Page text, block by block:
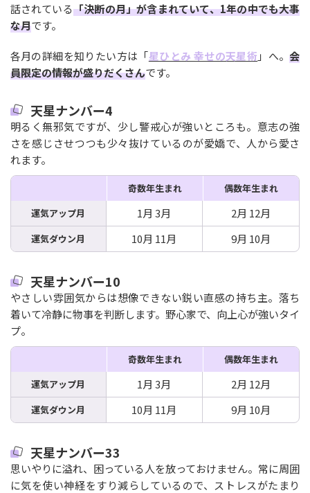
話されている「決断の月」が含まれていて、1年の中でも大事
な月です。
各月の詳細を知りたい方は「星ひとみ 幸せの天星術 」へ。会
員限定の情報が盛りだくさんです。
天星ナンバー4
明るく無邪気ですが、少し警戒心が強いところも。意志の強
さを感じさせつつも少々抜けているのが愛嬌で、人から愛さ
れます。
奇数年生まれ
偶数年生まれ
運気アップ月
1月 3月 2月 12月
運気ダウン月 10月 11月 9月 10月
天星ナンバー10
やさしい雰囲気からは想像できない鋭い直感の持ち主。落ち
着いて冷静に物事を判断します。野心家で、向上心が強いタイ
プ。
奇数年生まれ
偶数年生まれ
運気アップ月
1月 3月 2月 12月
運気ダウン月 10月 11月 9月 10月
天星ナンバー33
思いやりに溢れ、困っている人を放っておけません。常に周囲
に気を使い神経をすり減らしているので、ストレスがたまり